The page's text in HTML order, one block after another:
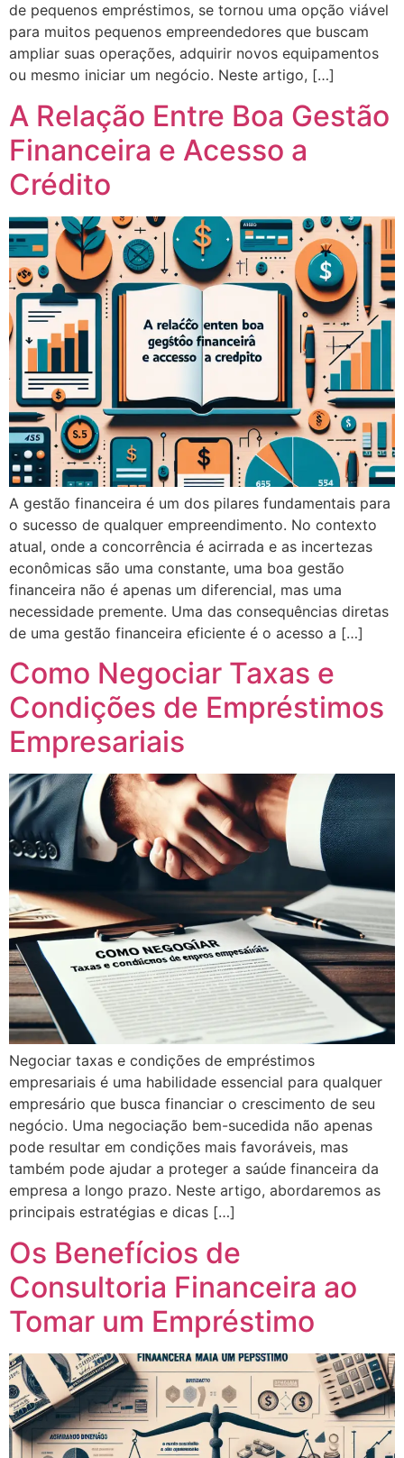
de pequenos empréstimos, se tornou uma opção viável
para muitos pequenos empreendedores que buscam
ampliar suas operações, adquirir novos equipamentos
ou mesmo iniciar um negócio. Neste artigo, […]
A Relação Entre Boa Gestão
Financeira e Acesso a
Crédito
A gestão financeira é um dos pilares fundamentais para
o sucesso de qualquer empreendimento. No contexto
atual, onde a concorrência é acirrada e as incertezas
econômicas são uma constante, uma boa gestão
financeira não é apenas um diferencial, mas uma
necessidade premente. Uma das consequências diretas
de uma gestão financeira eficiente é o acesso a […]
Como Negociar Taxas e
Condições de Empréstimos
Empresariais
Negociar taxas e condições de empréstimos
empresariais é uma habilidade essencial para qualquer
empresário que busca financiar o crescimento de seu
negócio. Uma negociação bem-sucedida não apenas
pode resultar em condições mais favoráveis, mas
também pode ajudar a proteger a saúde financeira da
empresa a longo prazo. Neste artigo, abordaremos as
principais estratégias e dicas […]
Os Benefícios de
Consultoria Financeira ao
Tomar um Empréstimo